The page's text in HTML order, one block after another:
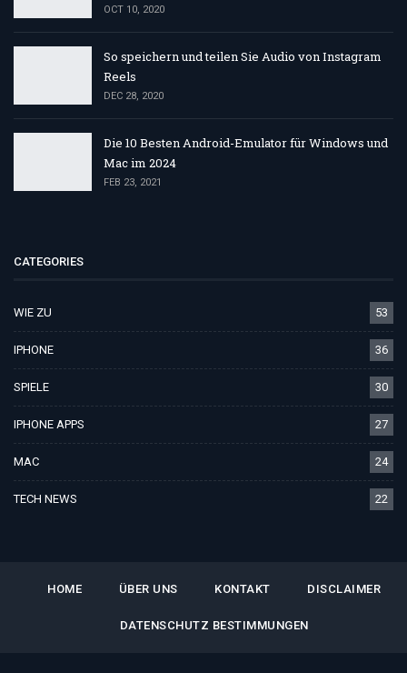
OCT 10, 2020
So speichern und teilen Sie Audio von Instagram
Reels
DEC 28, 2020
Die 10 Besten Android-Emulator für Windows und
Mac im 2024
FEB 23, 2021
CATEGORIES
WIE ZU 53
IPHONE 36
SPIELE 30
IPHONE APPS 27
MAC 24
TECH NEWS 22
HOME ÜBER UNS KONTAKT DISCLAIMER
DATENSCHUTZ BESTIMMUNGEN